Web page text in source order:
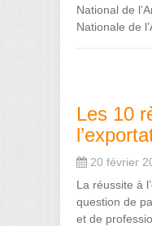
National de
Nationale de
Les 10
20 février
La réussite à
question de
et de